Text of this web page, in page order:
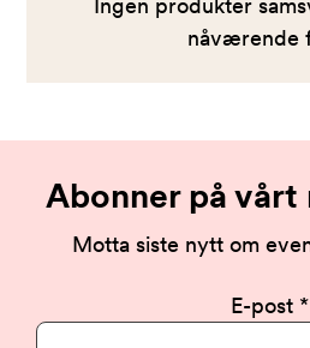
Ingen produkter
nåværende
Abonner på vårt
Motta siste nytt om
E-post